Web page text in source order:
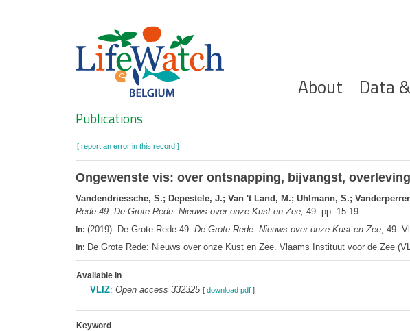
Hoofdnavigatie
About Data
Search
Publications
[ report an error in this record ]
Ongewenste vis: over ontsnapping, bijvangst,
Vandendriessche, S.; Depestele, J.; Van 't Land, M.; Uhlmann, S.;
Rede 49. De Grote Rede: Nieuws over onze Kust en Zee, 49: pp. 15-19
In: (2019). De Grote Rede 49. De Grote Rede: Nieuws over onze Kust en Zee, 49.
In: De Grote Rede: Nieuws over onze Kust en Zee. Vlaams Instituut voor de Zee
Available in
VLIZ: Open access 332325 [ download pdf]
Keyword